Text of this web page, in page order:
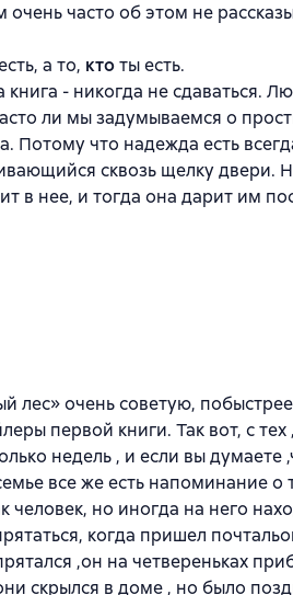
очень часто об этом не
а то, ктоты есть.
книга - никогда не сдаваться.
ли мы задумываемся о
Потому что надежда есть
сквозь щелку двери.
в нее, и тогда она дарит им
лес» очень советую,
первой книги. Так вот, с
недель , и если вы
все же есть напоминание
человек, но иногда на него
когда пришел
,он на четвереньках
скрылся в доме , но было